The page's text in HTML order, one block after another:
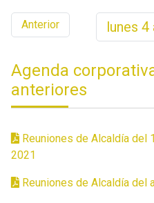
Anterior lunes 4
Agenda
anteriores
Reuniones de Alcaldía del
2021
Reuniones de Alcaldía del